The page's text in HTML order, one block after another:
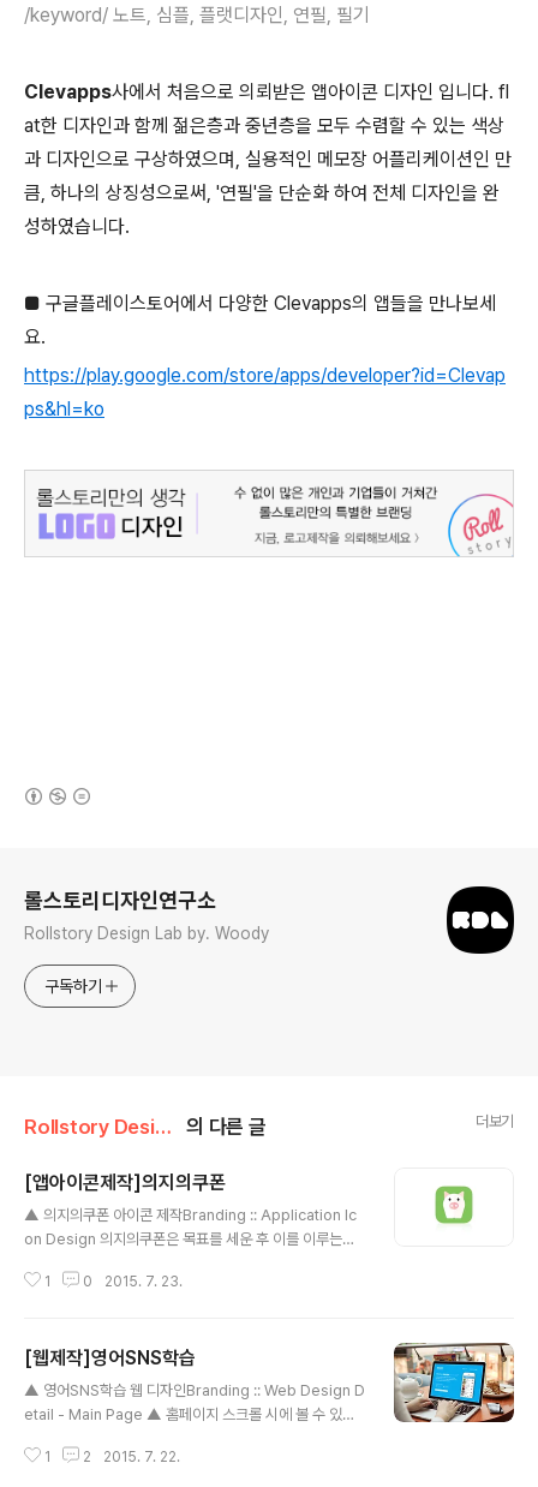
/keyword/ 노트, 심플, 플랫디자인, 연필, 필기
Clevapps사에서 처음으로 의뢰받은 앱아이콘 디자인 입니다. fl
at한 디자인과 함께 젊은층과 중년층을 모두 수렴할 수 있는 색상
과 디자인으로 구상하였으며, 실용적인 메모장 어플리케이션인 만
큼, 하나의 상징성으로써, '연필'을 단순화 하여 전체 디자인을 완
성하였습니다.
■ 구글플레이스토어에서 다양한 Clevapps의 앱들을 만나보세
요.
https://play.google.com/store/apps/developer?id=Clevap
ps&hl=ko
롤스토리디자인연구소
Rollstory Design Lab by. Woody
구독하기
Rollstory Design/7月 - July 의 다른 글 더보기
[앱아이콘제작]의지의쿠폰
▲ 의지의쿠폰 아이콘 제작Branding :: Application Ic
on Design 의지의쿠폰은 목표를 세운 후 이를 이루는데
목표를 향해 걸어가는 것은 힘든 일입니다.이 어플은 목표
어도 되는 선물을 입력받아 표시 해줍니다. [ 주요 기능 ]-
수치 달성 적립 쿠폰 - 횟수 달성 적립 쿠폰 - 목표 달성 시
자신에게 줄 보상 입력 기능 - 메모 기능 - 알람 기능 - 완
word/ 의지, 심플, 플랫디자인, 돼지 Clevapps사에서 세
1 0 2015. 7. 23.
[웹제작]영어SNS학습
▲ 영어SNS학습 웹 디자인Branding :: Web Design D
etail - Main Page ▲ 홈페이지 스크롤 시에 볼 수 있는
임을 볼 수 있습니다) 영어SNS학습은 세계 최초의 영어학
1 2 2015. 7. 22.